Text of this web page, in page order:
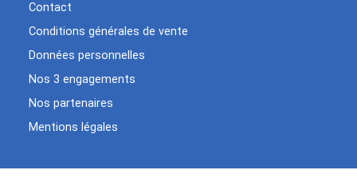
Contact
Conditions générales de vente
Données personnelles
Nos 3 engagements
Nos partenaires
Mentions légales